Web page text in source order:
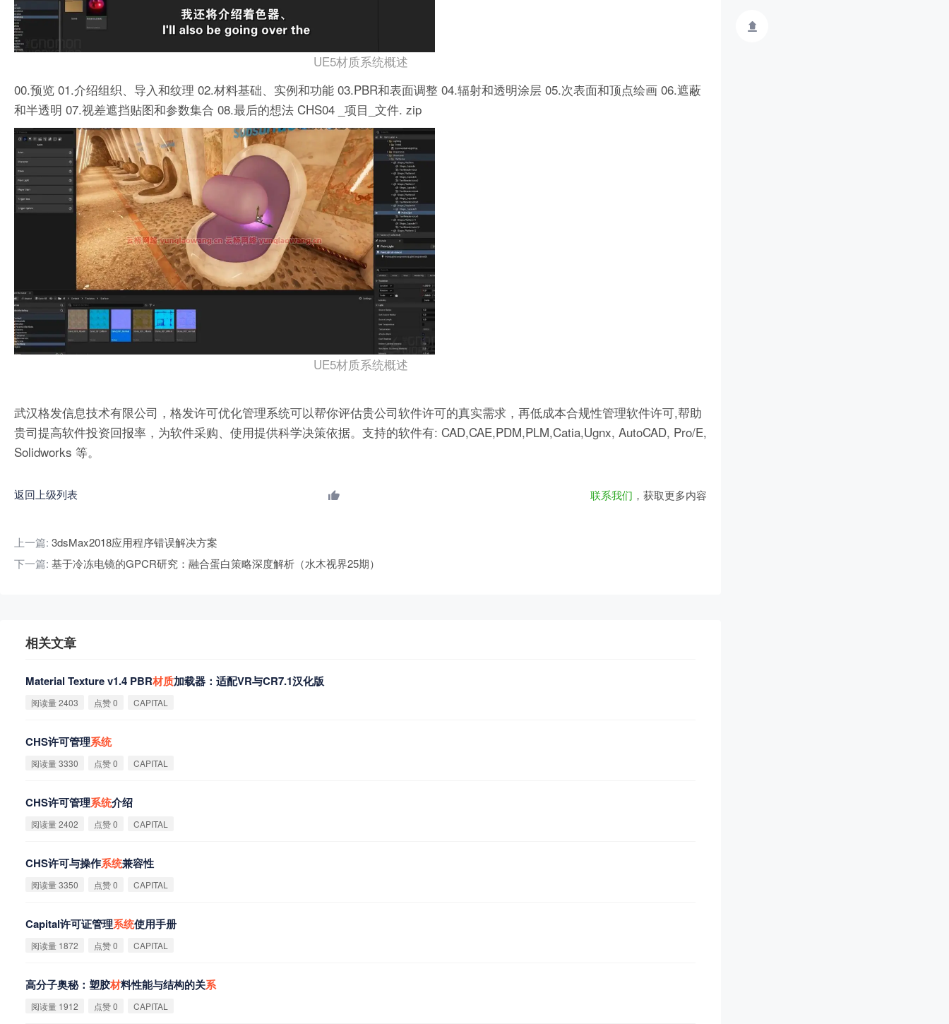
UE5材质系统概述
00.预览 01.介绍组织、导入和纹理 02.材料基础、实例和功能 03.PBR和表面调整 04.辐射和透明涂层 05.次表面和顶点绘画 06.遮蔽
和半透明 07.视差遮挡贴图和参数集合 08.最后的想法 CHS04 _项目_文件. zip
UE5材质系统概述
武汉格发信息技术有限公司，格发许可优化管理系统可以帮你评估贵公司软件许可的真实需求，再低成本合规性管理软件许可,帮助
贵司提高软件投资回报率，为软件采购、使用提供科学决策依据。支持的软件有: CAD,CAE,PDM,PLM,Catia,Ugnx, AutoCAD, Pro/E,
Solidworks 等。
返回上级列表 联系我们 ，获取更多内容
上一篇: 3dsMax2018应用程序错误解决方案
下一篇: 基于冷冻电镜的GPCR研究：融合蛋白策略深度解析（水木视界25期）
相关文章
Material Texture v1.4 PBR材质加载器：适配VR与CR7.1汉化版
阅读量 2403 点赞 0 CAPITAL
CHS许可管理系统
阅读量 3330 点赞 0 CAPITAL
CHS许可管理系统介绍
阅读量 2402 点赞 0 CAPITAL
CHS许可与操作系统兼容性
阅读量 3350 点赞 0 CAPITAL
Capital许可证管理系统使用手册
阅读量 1872 点赞 0 CAPITAL
高分子奥秘：塑胶材料性能与结构的关系
阅读量 1912 点赞 0 CAPITAL